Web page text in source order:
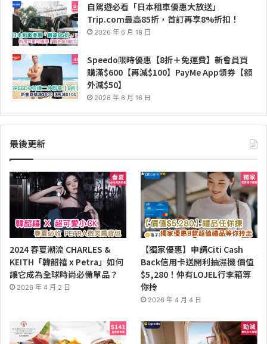
自駕遊必看「日本租車優惠大放送」
Trip.com最高85折，首訂再享8%折扣！
2026 年 6 月 18 日
Speedo限時優惠【8折＋免運費】新會員買
購滿$600【再減$100】PayMe App領券【額
外減$50】
2026 年 6 月 16 日
最後更新
2024 春夏潮流 CHARLES &
KEITH「韓韶禧 x Petra」如何
讓它成為全球時尚必備單品？
2026 年 4 月 2 日
【獨家優惠】申請Citi Cash
Back信用卡送開利抽濕機 價值
$5,280！仲有LOJEL行李箱等
你拎
2026 年 4 月 4 日